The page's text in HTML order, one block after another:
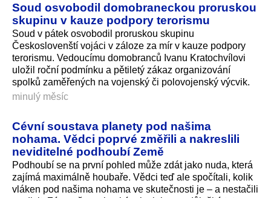
Soud osvobodil domobraneckou proruskou
skupinu v kauze podpory terorismu
Soud v pátek osvobodil proruskou skupinu
Českoslovenští vojáci v záloze za mír v kauze podpory
terorismu. Vedoucímu domobranců Ivanu Kratochvílovi
uložil roční podmínku a pětiletý zákaz organizování
spolků zaměřených na vojenský či polovojenský výcvik.
minulý měsíc
Cévní soustava planety pod našima
nohama. Vědci poprvé změřili a nakreslili
neviditelné podhoubí Země
Podhoubí se na první pohled může zdát jako nuda, která
zajímá maximálně houbaře. Vědci teď ale spočítali, kolik
vláken pod našima nohama ve skutečnosti je – a nestačili